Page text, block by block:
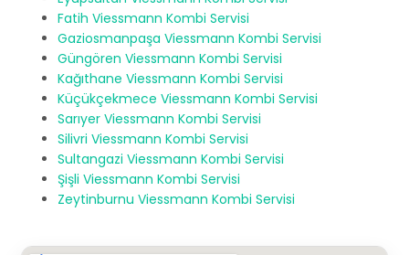
Fatih Viessmann Kombi Servisi
Gaziosmanpaşa Viessmann Kombi Servisi
Güngören Viessmann Kombi Servisi
Kağıthane Viessmann Kombi Servisi
Küçükçekmece Viessmann Kombi Servisi
Sarıyer Viessmann Kombi Servisi
Silivri Viessmann Kombi Servisi
Sultangazi Viessmann Kombi Servisi
Şişli Viessmann Kombi Servisi
Zeytinburnu Viessmann Kombi Servisi